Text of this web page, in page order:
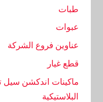
طبات
عبوات
عناوين فروع الشركة
قطع غيار
ماكينات اندكشن سيل
البلاستيكية